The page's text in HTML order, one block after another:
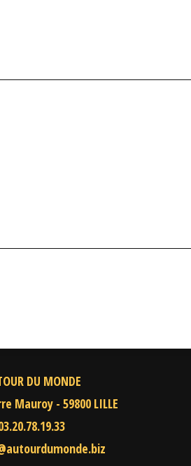
DU MONDE
Mauroy - 59800 LILLE